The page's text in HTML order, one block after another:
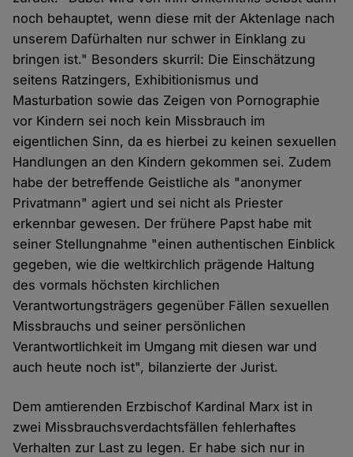
noch behauptet, wenn diese mit der Aktenlage nach
unserem Dafürhalten nur schwer in Einklang zu
bringen ist." Besonders skurril: Die Einschätzung
seitens Ratzingers, Exhibitionismus und
Masturbation sowie das Zeigen von Pornographie
vor Kindern sei noch kein Missbrauch im
eigentlichen Sinn, da es hierbei zu keinen sexuellen
Handlungen an den Kindern gekommen sei. Zudem
habe der betreffende Geistliche als "anonymer
Privatmann" agiert und sei nicht als Priester
erkennbar gewesen. Der frühere Papst habe mit
seiner Stellungnahme "einen authentischen Einblick
gegeben, wie die weltkirchlich prägende Haltung
des vormals höchsten kirchlichen
Verantwortungsträgers gegenüber Fällen sexuellen
Missbrauchs und seiner persönlichen
Verantwortlichkeit im Umgang mit diesen war und
auch heute noch ist", bilanzierte der Jurist.
Dem amtierenden Erzbischof Kardinal Marx ist in
zwei Missbrauchsverdachtsfällen fehlerhaftes
Verhalten zur Last zu legen. Er habe sich nur in